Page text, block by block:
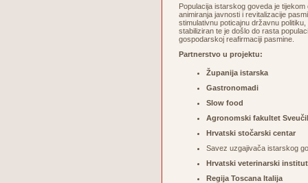
Populacija istarskog goveda je
animiranja javnosti i revitalizacije
stimulativnu poticajnu državnu
stabiliziran te je došlo do rasta
gospodarskoj reafirmaciji pasmine.
Partnerstvo u projektu:
Županija istarska
Gastronomadi
Slow food
Agronomski fakultet
Hrvatski stočarski centar
Savez uzgajivača istarskog
Hrvatski veterinarski institut
Regija Toscana Italija